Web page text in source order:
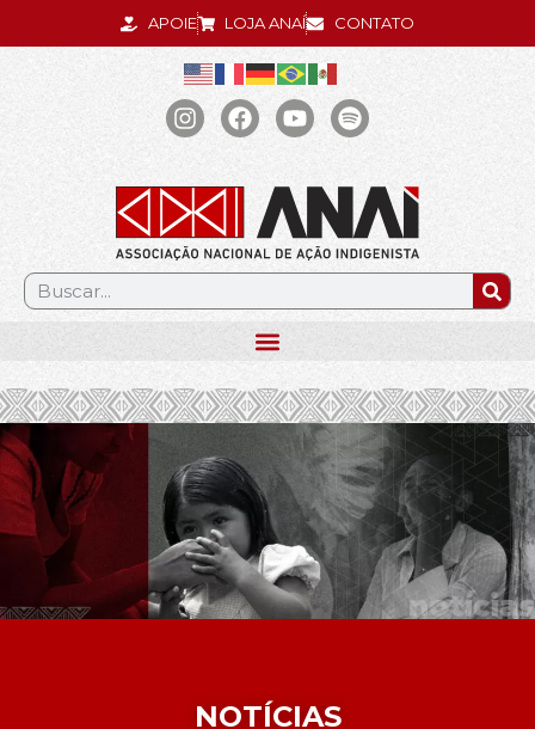
APOIE LOJA ANAÍ CONTATO
.
NOTÍCIAS